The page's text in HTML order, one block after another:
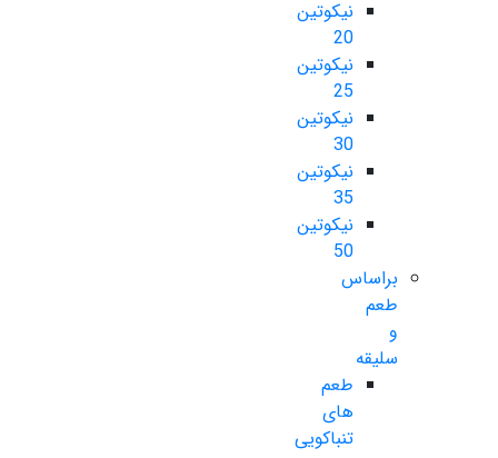
نیکوتین
20
نیکوتین
25
نیکوتین
30
نیکوتین
35
نیکوتین
50
براساس
طعم
و
سلیقه
طعم
های
تنباکویی